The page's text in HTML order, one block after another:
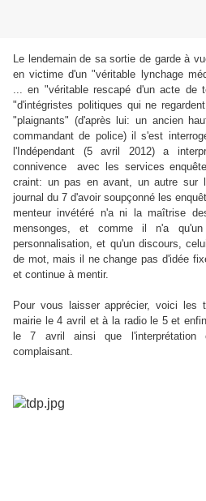
Le lendemain de sa sortie de garde à
en victime d'un "véritable lynchage
... en "véritable rescapé d'un acte de
"d'intégristes politiques qui ne
"plaignants" (d'après lui: un ancien
commandant de police) il s'est
l'Indépendant (5 avril 2012) a
connivence avec les services
craint: un pas en avant, un autre sur
journal du 7 d'avoir soupçonné les
menteur invétéré n'a ni la maîtrise
mensonges, et comme il n'a
personnalisation, et qu'un discours,
de mot, mais il ne change pas d'idée
et continue à mentir.
Pour vous laisser apprécier, voici les
mairie le 4 avril et à la radio le 5 et
le 7 avril ainsi que l'interprétation
complaisant.